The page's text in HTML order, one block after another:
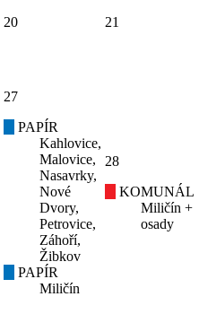
20 21
27
PAPÍR
Kahlovice,
Malovice,
Nasavrky,
Nové
Dvory,
Petrovice,
Záhoří,
Žibkov
PAPÍR
Miličín
28
KOMUNÁL
Miličín +
osady